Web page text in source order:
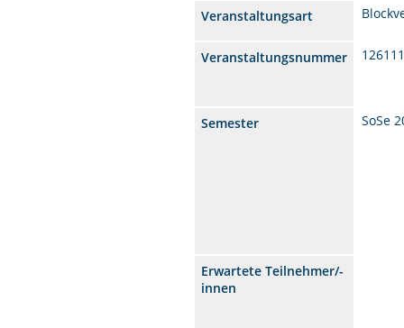
Veranstaltungsart
Veranstaltungsnummer
Semester SoSe
Erwartete Teilnehmer/-
innen